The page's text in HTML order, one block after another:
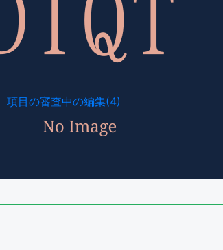
項目の審査中の編集(4)